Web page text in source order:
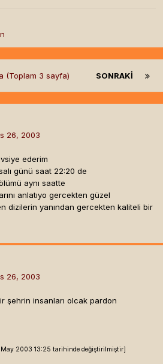
SONRAKI
(Toplam 3 sayfa)
26, 2003
ederim
günü saat 22:20 de
aynı saatte
anlatıyo gercekten güzel
dizilerin yanından gercekten kaliteli bir
26, 2003
şehrin insanları olcak pardon
May 2003 13:25 tarihinde değiştirilmiştir]